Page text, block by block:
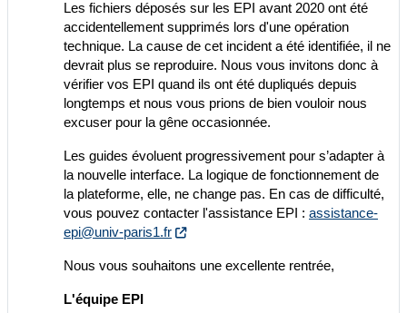
Les fichiers déposés sur les EPI avant 2020 ont été
accidentellement supprimés lors d'une opération
technique. La cause de cet incident a été identifiée, il ne
devrait plus se reproduire. Nous vous invitons donc à
vérifier vos EPI quand ils ont été dupliqués depuis
longtemps et nous vous prions de bien vouloir nous
excuser pour la gêne occasionnée.
Les guides évoluent progressivement pour s’adapter à
la nouvelle interface. La logique de fonctionnement de
la plateforme, elle, ne change pas. En cas de difficulté,
vous pouvez contacter l'assistance EPI : assistance-
epi@univ-paris1.fr
Nous vous souhaitons une excellente rentrée,
L'équipe EPI